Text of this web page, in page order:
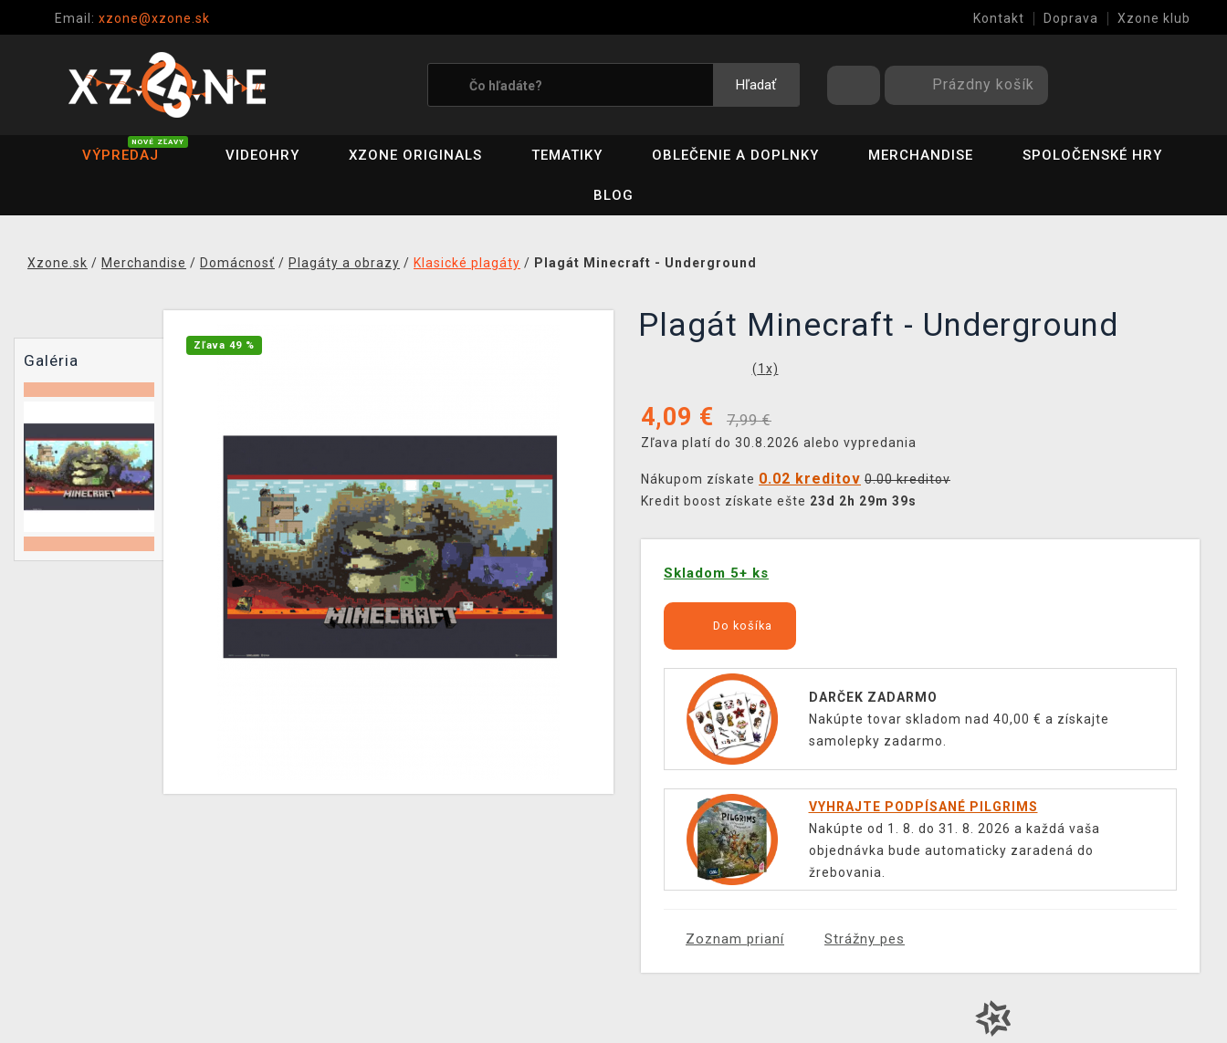
Email: xzone@xzone.sk Kontakt Doprava Xzone klub
Hľadať Prázdny košík
VÝPREDAJ
NOVÉ ZĽAVY
VIDEOHRY XZONE ORIGINALS TEMATIKY OBLEČENIE A DOPLNKY MERCHANDISE SPOLOČENSKÉ HRY
BLOG
Xzone.sk / Merchandise / Domácnosť / Plagáty a obrazy / Klasické plagáty / Plagát Minecraft - Underground
Galéria
Zľava 49 %
Plagát Minecraft - Underground
(1 x)
4,09 € 7,99 €
Zľava platí do 30.8.2026 alebo vypredania
Nákupom získate 0.02 kreditov 0.00 kreditov
Kredit boost získate ešte 23d 2h 29m 38s
Skladom 5+ ks
Do košíka
DARČEK ZADARMO
Nakúpte tovar skladom nad 40,00 € a získajte
samolepky zadarmo.
VYHRAJTE PODPÍSANÉ PILGRIMS
Nakúpte od 1. 8. do 31. 8. 2026 a každá vaša
objednávka bude automaticky zaradená do
žrebovania.
Zoznam prianí Strážny pes